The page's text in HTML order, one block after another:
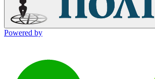
Powered by